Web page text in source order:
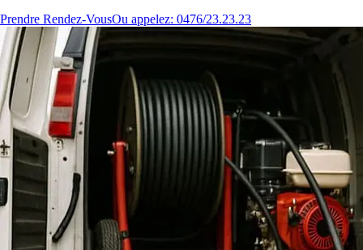
Prendre Rendez-VousOu appelez: 0476/23.23.23